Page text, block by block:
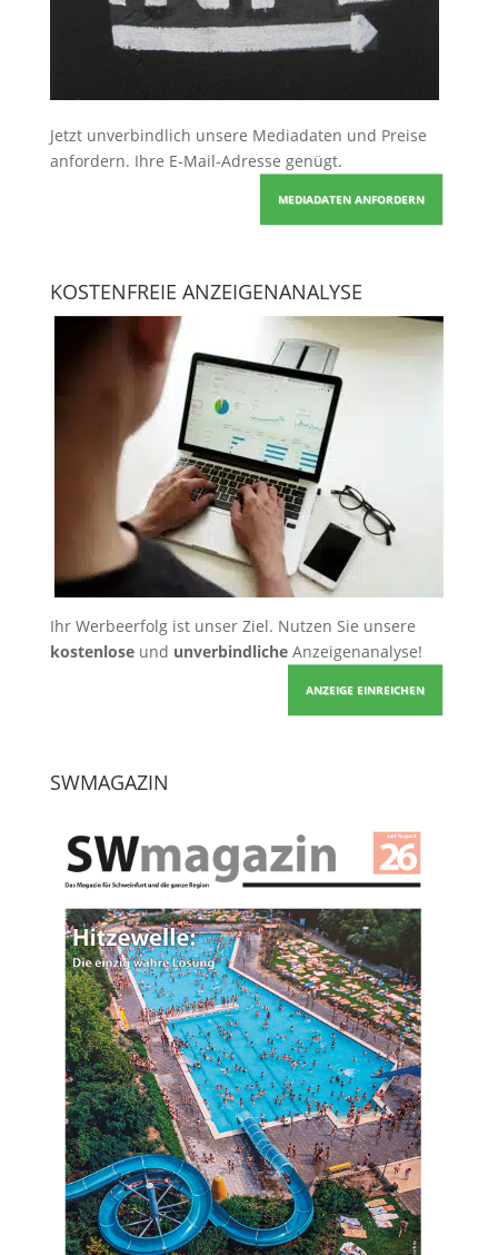
Jetzt unverbindlich unsere Mediadaten und Preise
anfordern. Ihre E-Mail-Adresse genügt.
MEDIADATEN ANFORDERN
KOSTENFREIE ANZEIGENANALYSE
Ihr Werbeerfolg ist unser Ziel. Nutzen Sie unsere
kostenloseund unverbindlicheAnzeigenanalyse!
ANZEIGE EINREICHEN
SWMAGAZIN